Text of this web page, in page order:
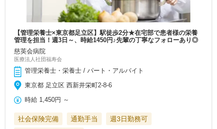
【管理栄養士×東京都足立区】駅徒歩2分★在宅部で患者様の栄養
管理を担当！週3日～、時給1450円♪先輩の丁寧なフォローあり◎
慈英会病院
医療法人社団福寿会
管理栄養士・栄養士 / パート・アルバイト
東京都 足立区 西新井栄町2-8-6
時給 1,450円 ～
社会保険完備 通勤手当
週3日勤務可